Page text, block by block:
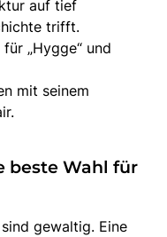
auf tief
trifft.
„Hygge“ und
mit seinem
beste Wahl für
gewaltig. Eine